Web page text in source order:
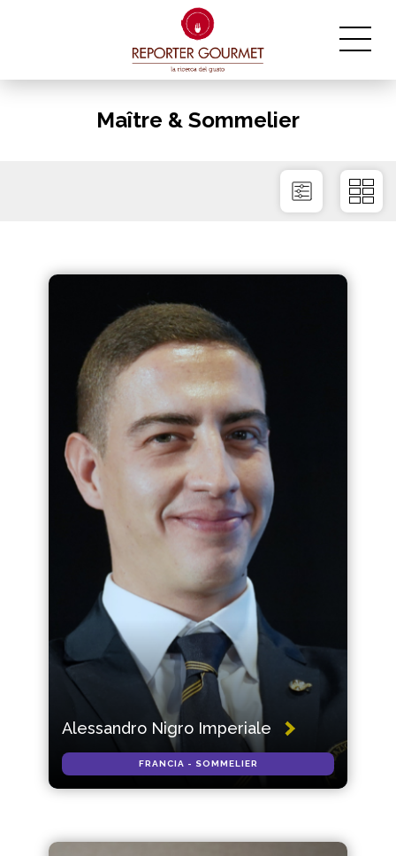
Maître & Sommelier
Alessandro Nigro Imperiale
FRANCIA - SOMMELIER